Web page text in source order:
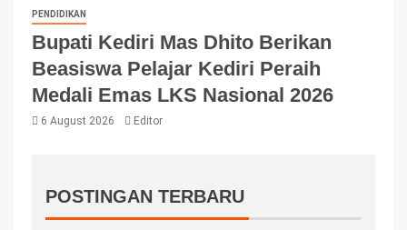
PENDIDIKAN
Bupati Kediri Mas Dhito Berikan
Beasiswa Pelajar Kediri Peraih
Medali Emas LKS Nasional 2026
6 August 2026 Editor
POSTINGAN TERBARU